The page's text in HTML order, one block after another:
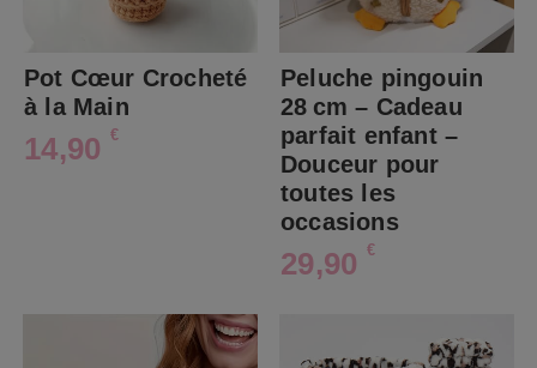
Pot Cœur Crocheté
à la Main
14,90 €
Peluche pingouin
28 cm – Cadeau
parfait enfant –
Douceur pour
toutes les
occasions
29,90 €